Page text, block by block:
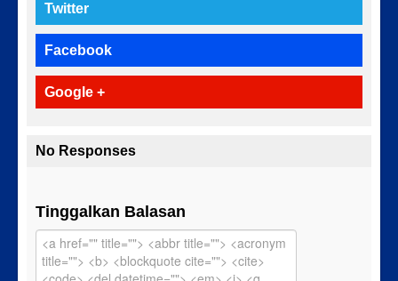
Twitter
Facebook
Google +
No Responses
Tinggalkan Balasan